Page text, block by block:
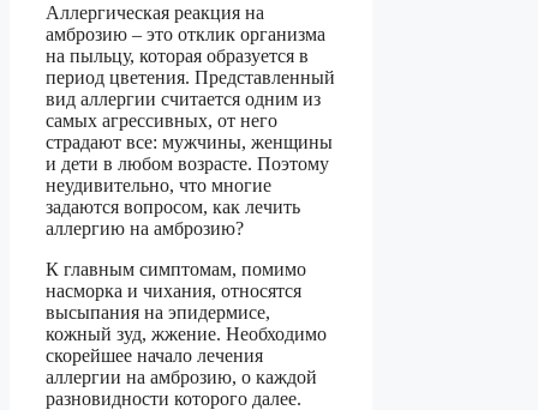
Аллергическая реакция на
амброзию – это отклик организма
на пыльцу, которая образуется в
период цветения. Представленный
вид аллергии считается одним из
самых агрессивных, от него
страдают все: мужчины, женщины
и дети в любом возрасте. Поэтому
неудивительно, что многие
задаются вопросом, как лечить
аллергию на амброзию?
К главным симптомам, помимо
насморка и чихания, относятся
высыпания на эпидермисе,
кожный зуд, жжение. Необходимо
скорейшее начало лечения
аллергии на амброзию, о каждой
разновидности которого далее.